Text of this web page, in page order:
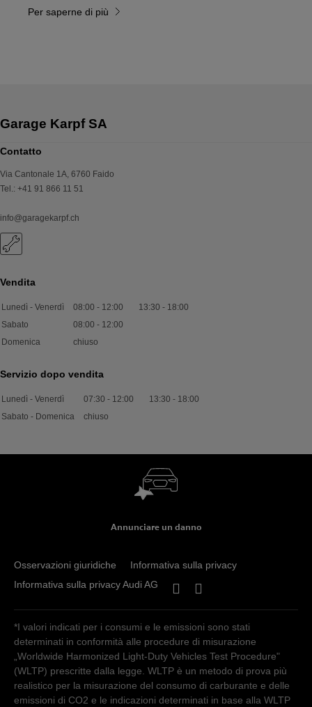
Per saperne di più
Contatto
Via Cantonale 1A, 6760 Faido
Tel.: +41 91 866 11 51
info@garagekarpf.ch
Vendita
Lunedì - Venerdì 08:00 - 12:00 13:30 - 18:00
Sabato
08:00 - 12:00
Domenica
chiuso
Servizio dopo vendita
Lunedì - Venerdì 07:30 - 12:00 13:30 - 18:00
Sabato - Domenica
chiuso
Annunciare un danno
Osservazioni giuridiche
Informativa sulla privacy
Informativa sulla privacy Audi AG
*I valori indicati per i consumi e le emissioni sono stati
determinati in conformità alle procedure di misurazione
„Worldwide Harmonized Light-Duty Vehicles Test Procedure"
(WLTP) prescritte dalla legge. WLTP è un metodo di prova più
realistico per la misurazione del consumo di carburante e delle
emissioni di CO2 e le indicazioni determinati in base alla WLTP